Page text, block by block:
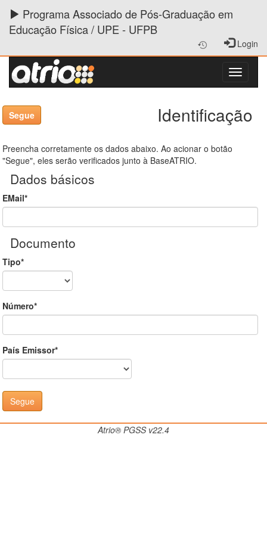
Programa Associado de Pós-Graduação em
Educação Física / UPE - UFPB
Login
Identificação
Preencha corretamente os dados abaixo. Ao acionar o botão
"Segue", eles serão verificados junto à BaseATRIO.
Dados básicos
EMail*
Documento
Tipo*
Número*
País Emissor*
Atrio® PGSS v22.4